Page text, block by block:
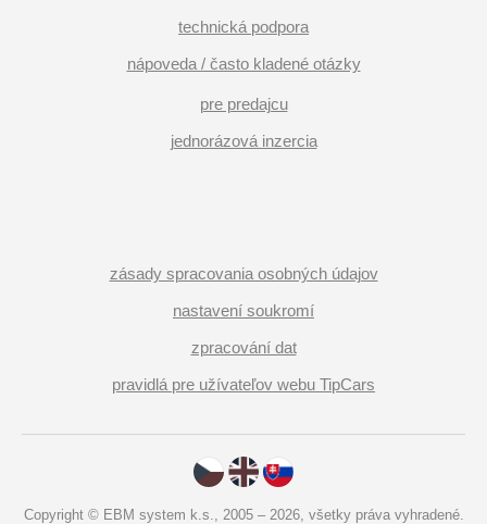
technická podpora
nápoveda / často kladené otázky
pre predajcu
jednorázová inzercia
zásady spracovania osobných údajov
nastavení soukromí
zpracování dat
pravidlá pre užívateľov webu TipCars
Copyright © EBM system k.s., 2005 – 2026, všetky práva vyhradené.